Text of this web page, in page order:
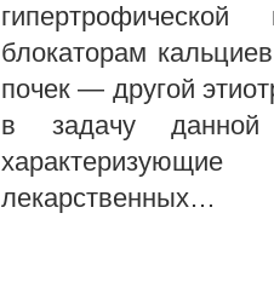
блокаторам
почек — другой
в задачу
лекарственных…